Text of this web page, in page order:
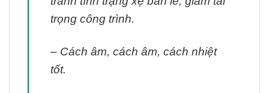
trọng công trình.
– Cách âm, cách âm, cách nhiệt
tốt.